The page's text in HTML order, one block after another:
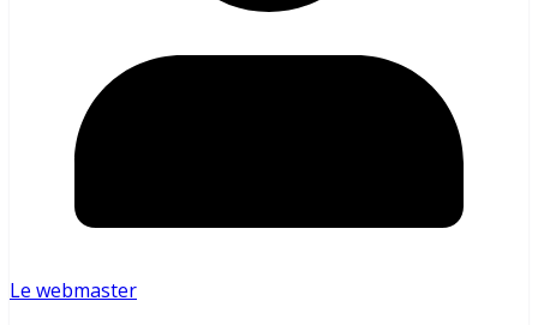
Le webmaster